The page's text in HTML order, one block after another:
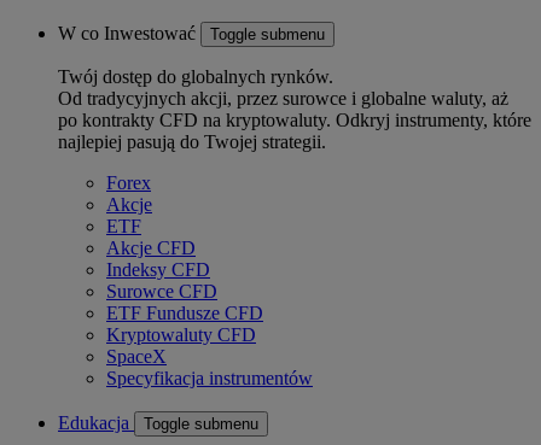
W co Inwestować Toggle submenu
Twój dostęp do globalnych rynków.
Od tradycyjnych akcji, przez surowce i globalne waluty, aż
po kontrakty CFD na kryptowaluty. Odkryj instrumenty, które
najlepiej pasują do Twojej strategii.
Forex
Akcje
ETF
Akcje CFD
Indeksy CFD
Surowce CFD
ETF Fundusze CFD
Kryptowaluty CFD
SpaceX
Specyfikacja instrumentów
Edukacja Toggle submenu